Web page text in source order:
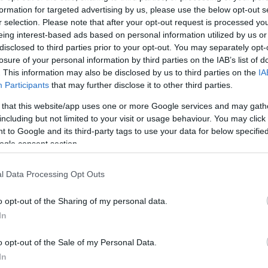
for targeted advertising by us, please use the below opt-out
selection. Please note that after your opt-out request is processed
interest-based ads based on personal information utilized by us
to third parties prior to your opt-out. You may separately
of your personal information by third parties on the IAB’s list of
This information may also be disclosed by us to third parties on the
Participants that may further disclose it to other third parties.
that this website/app uses one or more Google services and may
but not limited to your visit or usage behaviour. You may
to Google and its third-party tags to use your data for below
consent section.
Data Processing Opt Outs
opt-out of the Sharing of my personal data.
opt-out of the Sale of my Personal Data.
πορεία για εβδομαδιαία άνοδο
πιέσεις στη Ρωσία
έναν ελάχιστο παγκόσμιο δασμό 10%, ενώ η
25%. Ο πρόεδρος των ΗΠΑ επισήμανε αυτόν τον
της Νότιας Ασίας σε μια ανάρτηση στα μέσα
(30.7.25),στοχεύοντας στις αγορές ρωσικής
και αυξάνοντας την προοπτική επιπλέον
για την αγορά μη ρωσικού αργού πετρελαίου, και
με την οδηγία δήλωσε ότι αυτό
Πάνω από το ένα τρίτο των συνολικών αγορών
τον παραγωγό OPEC+ φέτος.